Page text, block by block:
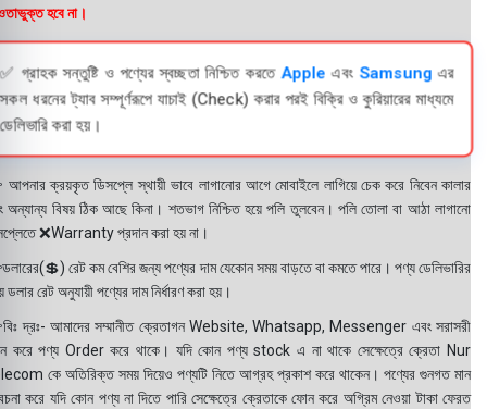
হবে না।
✅ গ্রাহক সন্তুষ্টি ও পণ্যের স্বচ্ছতা নিশ্চিত করতেApple এবংSamsungএর
সকল ধরনের ট্যাব সম্পূর্ণরূপে যাচাই (Check) করার পরই বিক্রি ও কুরিয়ারের মাধ্যমে
ডেলিভারি করা হয়।
ক্রয়কৃত ডিসপ্লে স্থায়ী ভাবে লাগানোর আগে মোবাইলে লাগিয়ে চেক করে নিবেন কালার
অন্যান্য বিষয় ঠিক আছে কিনা। শতভাগ নিশ্চিত হয়ে পলি তুলবেন। পলি তোলা বা আঠা লাগানো
❌Warranty প্রদান করা হয় না।
রেট কম বেশির জন্য পণ্যের দাম যেকোন সময় বাড়তে বা কমতে পারে। পণ্য ডেলিভারির
ডলার রেট অনুযায়ী পণ্যের দাম নির্ধারণ করা হয়।
দ্রঃ- আমাদের সম্মানীত ক্রেতাগন Website, Whatsapp, Messenger এবং সরাসরী
করে পণ্য Order করে থাকে। যদি কোন পণ্য stock এ না থাকে সেক্ষেত্রে ক্রেতা Nur
কে অতিরিক্ত সময় দিয়েও পণ্যটি নিতে আগ্রহ প্রকাশ করে থাকেন। পণ্যের গুনগত মান
করে যদি কোন পণ্য না দিতে পারি সেক্ষেত্রে ক্রেতাকে ফোন করে অগ্রিম নেওয়া টাকা ফেরত